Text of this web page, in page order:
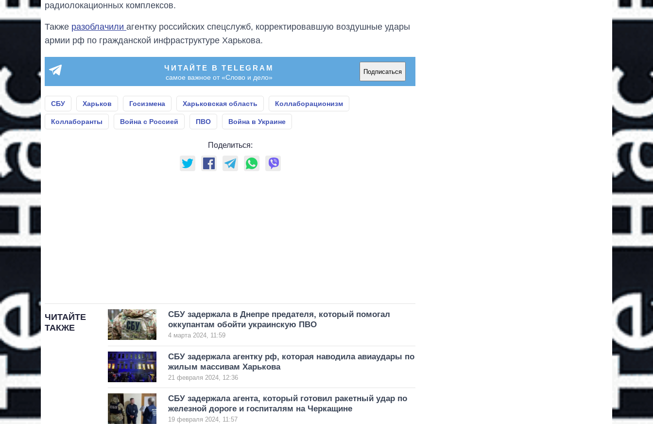
радиолокационных комплексов.
Также разоблачили агентку российских спецслужб, корректировавшую воздушные удары
армии рф по гражданской инфраструктуре Харькова.
ЧИТАЙТЕ В TELEGRAM
самое важное от «Слово и дело»
Подписаться
СБУ Харьков Госизмена Харьковская область Коллаборационизм
Коллаборанты Война с Россией ПВО Война в Украине
Поделиться:
ЧИТАЙТЕ
ТАКЖЕ
СБУ задержала в Днепре предателя, который помогал
оккупантам обойти украинскую ПВО
4 марта 2024, 11:59
СБУ задержала агентку рф, которая наводила авиаудары по
жилым массивам Харькова
21 февраля 2024, 12:36
СБУ задержала агента, который готовил ракетный удар по
железной дороге и госпиталям на Черкащине
19 февраля 2024, 11:57